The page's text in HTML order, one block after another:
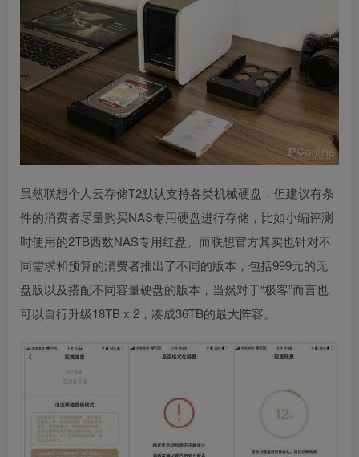
虽然联想个人云存储T2默认支持各类机械硬盘，但建议有条
件的消费者尽量购买NAS专用硬盘进行存储，比如小编评测
时使用的2TB西数NAS专用红盘。而联想官方其实也针对不
同需求和预算的消费者推出了不同的版本，包括999元的无
盘版以及搭配不同容量硬盘的版本，当然对于“极客”而言也
可以自行升级18TB x 2，凑成36TB的最大阵容。